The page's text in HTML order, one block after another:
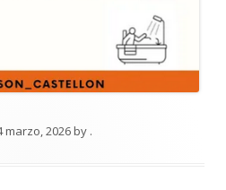
marzo, 2026by .